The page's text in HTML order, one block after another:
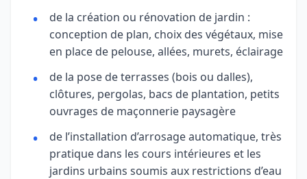
de la création ou rénovation de jardin :
conception de plan, choix des végétaux, mise
en place de pelouse, allées, murets, éclairage
de la pose de terrasses (bois ou dalles),
clôtures, pergolas, bacs de plantation, petits
ouvrages de maçonnerie paysagère
de l’installation d’arrosage automatique, très
pratique dans les cours intérieures et les
jardins urbains soumis aux restrictions d’eau